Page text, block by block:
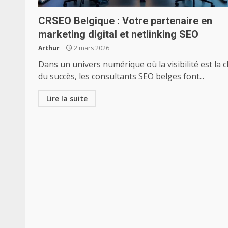
CRSEO Belgique : Votre partenaire en
marketing digital et netlinking SEO
Arthur 2 mars 2026
Dans un univers numérique où la visibilité est la
du succès, les consultants SEO belges font...
Lire la suite